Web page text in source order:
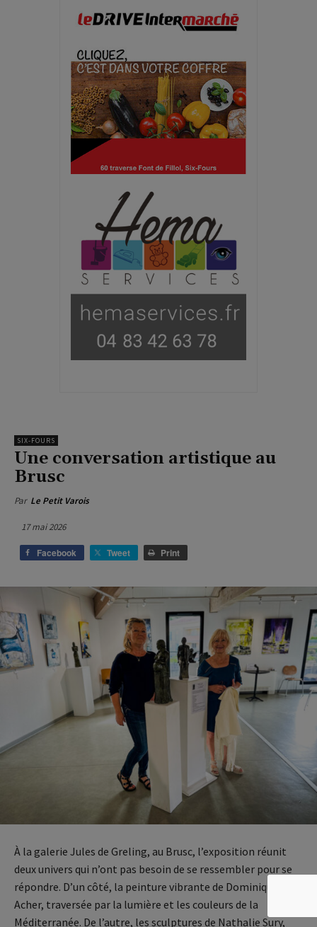
SIX-FOURS
Une conversation artistique au
Brusc
Par Le Petit Varois
17 mai 2026
Facebook Tweet Print
À la galerie Jules de Greling, au Brusc, l’exposition réunit
deux univers qui n’ont pas besoin de se ressembler pour se
répondre. D’un côté, la peinture vibrante de Dominique
Acher, traversée par la lumière et les couleurs de la
Méditerranée. De l’autre, les sculptures de Nathalie Sury,